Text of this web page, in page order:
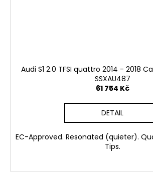
Audi S1 2.0 TFSI quattro 2014 - 2018
SSXAU487
61 754 Kč
DETAIL
EC-Approved. Resonated (quieter).
Tips.